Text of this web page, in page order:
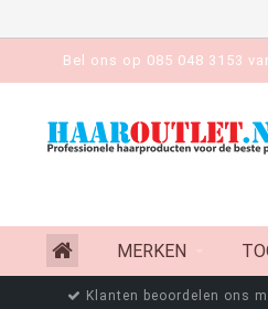
Bel ons op 085 048 3153
MERKEN
Klanten beoordelen ons